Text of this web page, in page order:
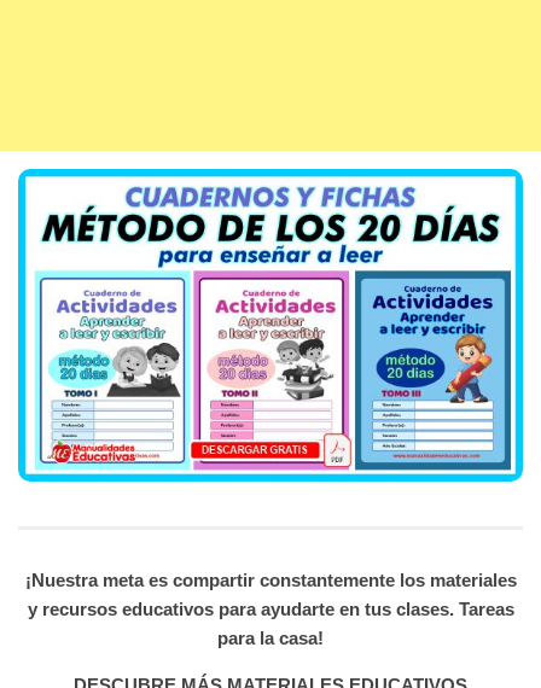
¡Nuestra meta es compartir constantemente los materiales
y recursos educativos para ayudarte en tus clases. Tareas
para la casa!